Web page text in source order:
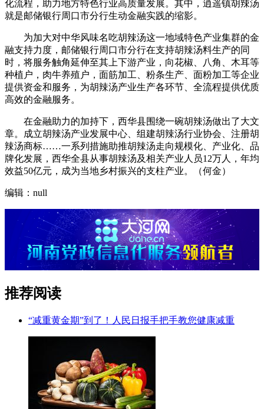
化流程，助力地方特色行业高质量发展。其中，逍遥镇胡辣汤
就是邮储银行周口市分行生动金融实践的缩影。
为加大对中华风味名吃胡辣汤这一地域特色产业集群的金
融支持力度，邮储银行周口市分行在支持胡辣汤料生产的同
时，将服务触角延伸至其上下游产业，向花椒、八角、木耳等
种植户，肉牛养殖户，面筋加工、粉条生产、面粉加工等企业
提供资金和服务，为胡辣汤产业生产各环节、全流程提供优质
高效的金融服务。
在金融助力的加持下，西华县围绕一碗胡辣汤做出了大文
章。成立胡辣汤产业发展中心、组建胡辣汤行业协会、注册胡
辣汤商标……一系列措施助推胡辣汤走向规模化、产业化、品
牌化发展，西华全县从事胡辣汤及相关产业人员12万人，年均
效益50亿元，成为当地乡村振兴的支柱产业。（何金）
编辑：null
推荐阅读
“减重黄金期”到了！人民日报手把手教您健康减重